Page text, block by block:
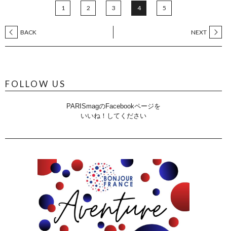
BACK
1 2 3 4 5
NEXT
FOLLOW US
PARISmagのFacebookページを
いいね！してください